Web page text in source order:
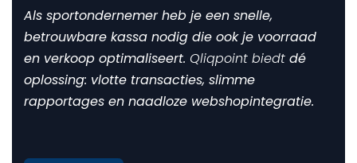
Als sportondernemer heb je een snelle,
betrouwbare kassa nodig die ook je voorraad
en verkoop optimaliseert. Qliqpoint biedt dé
oplossing: vlotte transacties, slimme
rapportages en naadloze webshopintegratie.